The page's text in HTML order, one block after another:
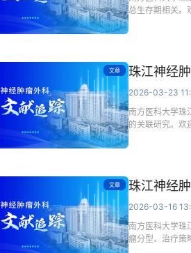
总生存期相关。
文章 珠江神经
2026-03-23
南方医科大学珠
的关联研究。欢
文章 珠江神经
2026-03-16
南方医科大学珠
瘤分型、治疗策